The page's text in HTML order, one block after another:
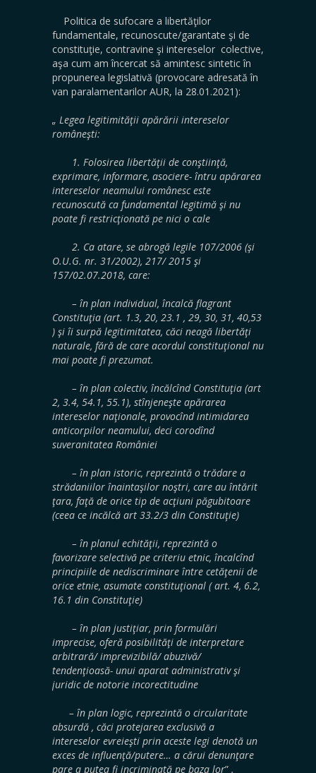
Politica de sufocare a libertăţilor
fundamentale, recunoscute/garantate şi de
constituţie, contravine şi intereselor colective,
aşa cum am încercat să amintesc sintetic în
propunerea legislativă (provocare adresată în
van paralamentarilor AUR, la 28.01.2021):
„ Legea legitimităţii apărării intereselor
româneşti:
1. Folosirea libertăţii de conştiinţă,
exprimare, informare, asociere- întru apărarea
intereselor neamului românesc este
recunoscută ca fundamental legitimă şi nu
poate fi restricţionată pe nici o cale
2. Ca atare, se abrogă legile 107/2006 (şi
O.U.G. nr. 31/2002), 217/ 2015 şi
157/02.07.2018, care:
– în plan individual, încalcă flagrant
Constituţia (art. 1.3, 20, 23.1 , 29, 30, 31, 40,53
) şi îi surpă legitimitatea, căci neagă libertăţi
naturale, fără de care acordul constituţional nu
mai poate fi prezumat.
– în plan colectiv, încălcînd Constituţia (art
2, 3.4, 54.1, 55.1), stînjeneşte apărarea
intereselor naţionale, provocînd intimidarea
anticorpilor neamului, deci corodînd
suveranitatea României
– în plan istoric, reprezintă o trădare a
strădaniilor înaintaşilor noştri, care au întărit
ţara, faţă de orice tip de acţiuni păgubitoare
(ceea ce incălcă art 33.2/3 din Constituţie)
– în planul echităţii, reprezintă o
favorizare selectivă pe criteriu etnic, încalcînd
principiile de nediscriminare între cetăţenii de
orice etnie, asumate constituţional ( art. 4, 6.2,
16.1 din Constituţie)
– în plan justiţiar, prin formulări
imprecise, oferă posibilităţi de interpretare
arbitrară/ imprevizibilă/ abuzivă/
tendenţioasă- unui aparat administrativ şi
juridic de notorie incorectitudine
– în plan logic, reprezintă o circularitate
absurdă , căci protejarea exclusivă a
intereselor evreieşti prin aceste legi denotă un
exces de influenţă/putere… a cărui denunţare
pare a putea fi incriminată pe baza lor” .